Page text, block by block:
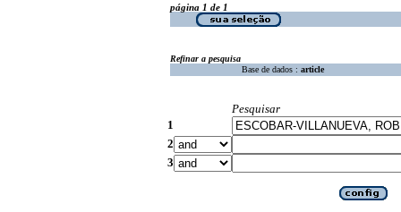
página 1 de 1
Refinar a pesquisa
Base de dados : article
Pesquisar
1
2
3